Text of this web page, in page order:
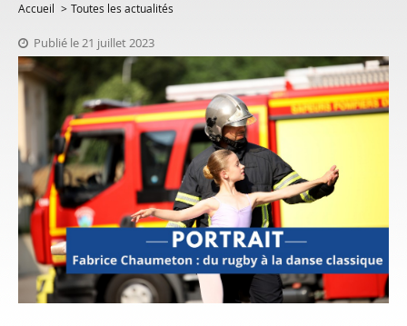
Accueil Toutes les actualités
Publié le 21 juillet 2023